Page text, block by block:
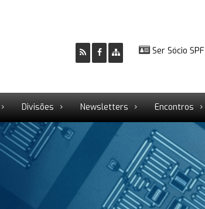
Ser Sócio SPF
Divisões Newsletters Encontros